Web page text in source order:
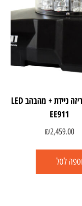
מערכת כריזה ניידת + מהבהב LED
EE911
₪2,459.00
לסל